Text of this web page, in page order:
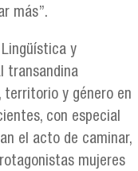
más”.
y
transandina
territorio y género en
con especial
el acto de caminar,
mujeres